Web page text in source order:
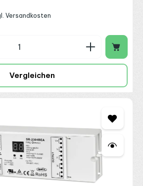
Versandkosten
Gib den gewünschten Wert
Vergleichen